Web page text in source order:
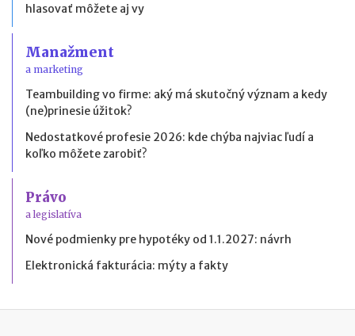
hlasovať môžete aj vy
Manažment
a marketing
Teambuilding vo firme: aký má skutočný význam a kedy
(ne)prinesie úžitok?
Nedostatkové profesie 2026: kde chýba najviac ľudí a
koľko môžete zarobiť?
Právo
a legislatíva
Nové podmienky pre hypotéky od 1.1.2027: návrh
Elektronická fakturácia: mýty a fakty